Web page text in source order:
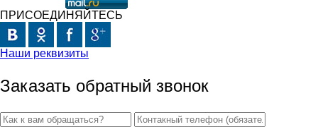
ПРИСОЕДИНЯЙТЕСЬ
Наши реквизиты
Заказать обратный звонок